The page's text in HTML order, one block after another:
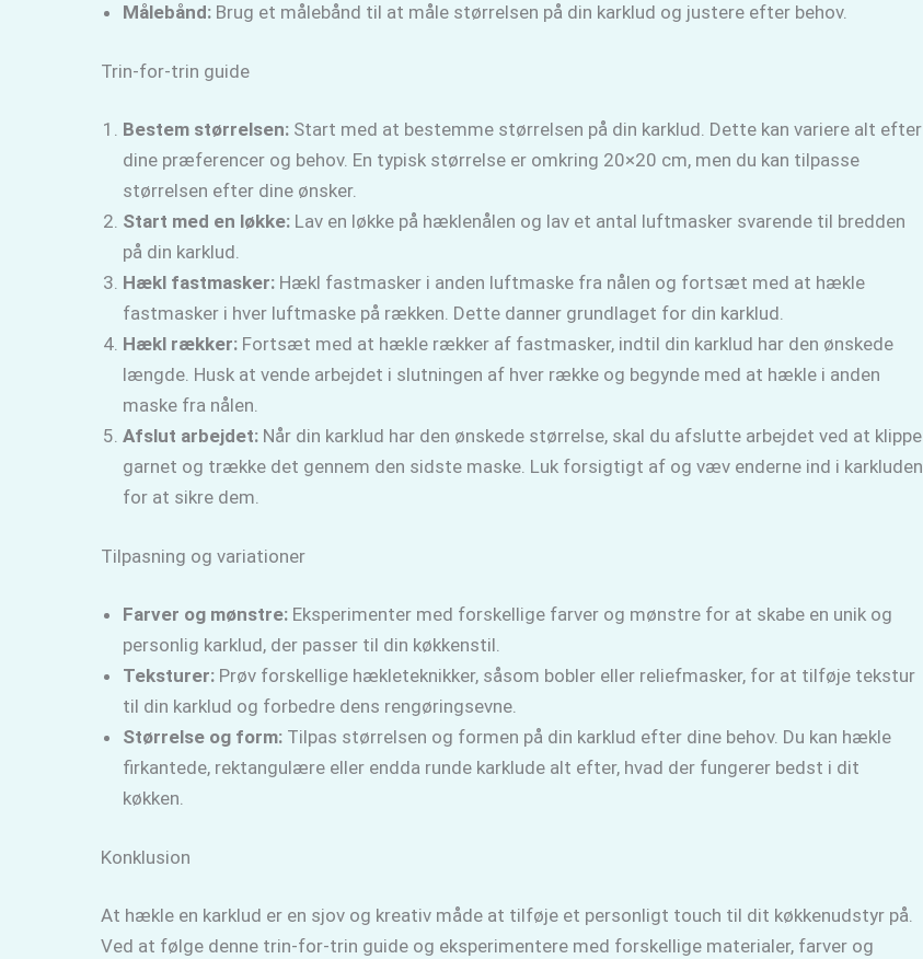
Målebånd:Brug et målebånd til at måle størrelsen på din karklud og justere efter behov.
Trin-for-trin guide
Bestem størrelsen:Start med at bestemme størrelsen på din karklud. Dette kan variere alt efter
dine præferencer og behov. En typisk størrelse er omkring 20×20 cm, men du kan tilpasse
størrelsen efter dine ønsker.
Start med en løkke:Lav en løkke på hæklenålen og lav et antal luftmasker svarende til bredden
på din karklud.
Hækl fastmasker:Hækl fastmasker i anden luftmaske fra nålen og fortsæt med at hækle
fastmasker i hver luftmaske på rækken. Dette danner grundlaget for din karklud.
Hækl rækker:Fortsæt med at hækle rækker af fastmasker, indtil din karklud har den ønskede
længde. Husk at vende arbejdet i slutningen af hver række og begynde med at hækle i anden
maske fra nålen.
Afslut arbejdet:Når din karklud har den ønskede størrelse, skal du afslutte arbejdet ved at klippe
garnet og trække det gennem den sidste maske. Luk forsigtigt af og væv enderne ind i karkluden
for at sikre dem.
Tilpasning og variationer
Farver og mønstre:Eksperimenter med forskellige farver og mønstre for at skabe en unik og
personlig karklud, der passer til din køkkenstil.
Teksturer:Prøv forskellige hækleteknikker, såsom bobler eller reliefmasker, for at tilføje tekstur
til din karklud og forbedre dens rengøringsevne.
Størrelse og form:Tilpas størrelsen og formen på din karklud efter dine behov. Du kan hækle
firkantede, rektangulære eller endda runde karklude alt efter, hvad der fungerer bedst i dit
køkken.
Konklusion
At hækle en karklud er en sjov og kreativ måde at tilføje et personligt touch til dit køkkenudstyr på.
Ved at følge denne trin-for-trin guide og eksperimentere med forskellige materialer, farver og